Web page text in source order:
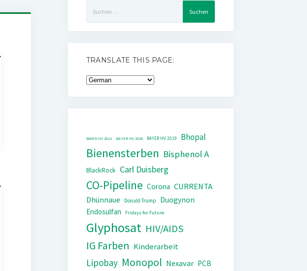
nach:
TRANSLATE THIS PAGE:
BAYER HV 2011 BAYER HV 2018 BAYER HV 2019 Bhopal
Bienensterben Bisphenol A
BlackRock Carl Duisberg
CO-Pipeline Corona CURRENTA
Dhünnaue Donald Trump
Duogynon
Endosulfan
Fridays for Future
Glyphosat HIV/AIDS
IG Farben Kinderarbeit
Lipobay Monopol Nexavar PCB